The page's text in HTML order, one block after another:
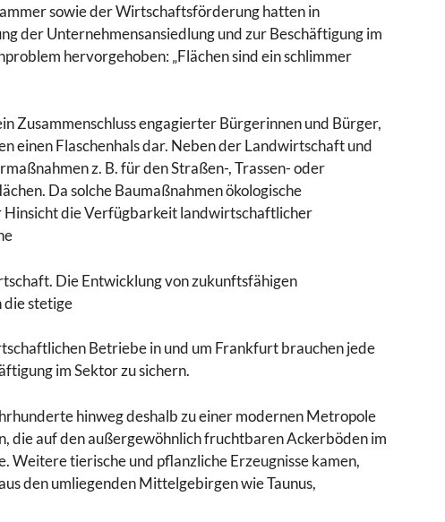
sowie der Wirtschaftsförderung hatten in
der Unternehmensansiedlung und zur Beschäftigung im
hervorgehoben: „Flächen sind ein schlimmer
Zusammenschluss engagierter Bürgerinnen und Bürger,
einen Flaschenhals dar. Neben der Landwirtschaft und
z. B. für den Straßen-, Trassen- oder
Da solche Baumaßnahmen ökologische
Hinsicht die Verfügbarkeit landwirtschaftlicher
Die Entwicklung von zukunftsfähigen
die stetige
Betriebe in und um Frankfurt brauchen jede
im Sektor zu sichern.
hinweg deshalb zu einer modernen Metropole
die auf den außergewöhnlich fruchtbaren Ackerböden im
Weitere tierische und pflanzliche Erzeugnisse kamen,
den umliegenden Mittelgebirgen wie Taunus,